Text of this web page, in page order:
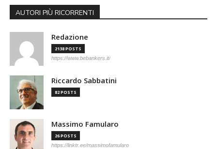
AUTORI PIÙ RICORRENTI
Redazione
2138 POSTS
https://www.bebankers.it/
Riccardo Sabbatini
82 POSTS
Massimo Famularo
26 POSTS
https://linktr.ee/massimofamularo